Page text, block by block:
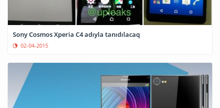
Sony Cosmos Xperia C4 adıyla tanıdılacaq
02-04-2015